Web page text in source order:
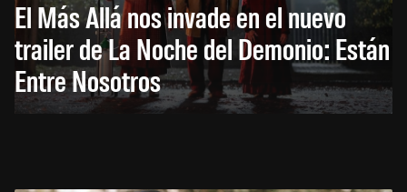
El Más Allá nos invade en el nuevo
trailer de La Noche del Demonio: Están
Entre Nosotros